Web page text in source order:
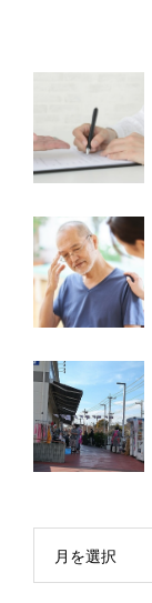
月を選択